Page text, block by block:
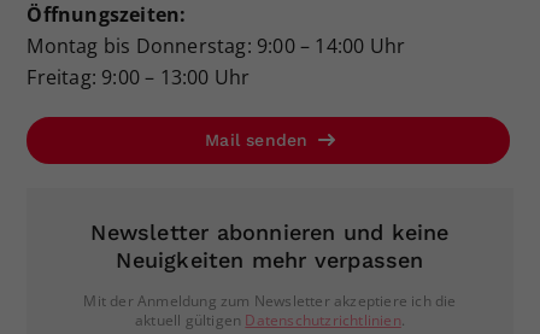
Öffnungszeiten:
Montag bis Donnerstag: 9:00 – 14:00 Uhr
Freitag: 9:00 – 13:00 Uhr
Mail senden
Newsletter abonnieren und keine
Neuigkeiten mehr verpassen
Mit der Anmeldung zum Newsletter akzeptiere ich die
aktuell gültigen Datenschutzrichtlinien.